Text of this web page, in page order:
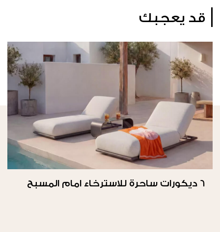
قد يعجبك
6 ديكورات ساحرة للاسترخاء امام المسبح